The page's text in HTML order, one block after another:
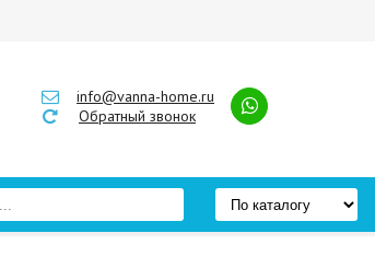
info@vanna-home.ru
Обратный звонок